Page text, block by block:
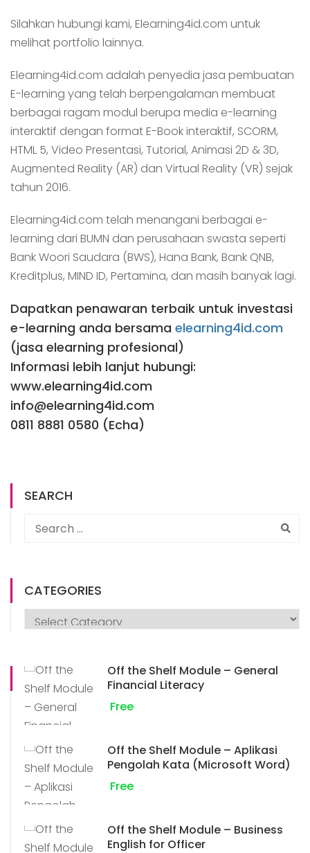
Silahkan hubungi kami, Elearning4id.com untuk
melihat portfolio lainnya.
Elearning4id.com adalah penyedia jasa pembuatan
E-learning yang telah berpengalaman membuat
berbagai ragam modul berupa media e-learning
interaktif dengan format E-Book interaktif, SCORM,
HTML 5, Video Presentasi, Tutorial, Animasi 2D & 3D,
Augmented Reality (AR) dan Virtual Reality (VR) sejak
tahun 2016.
Elearning4id.com telah menangani berbagai e-
learning dari BUMN dan perusahaan swasta seperti
Bank Woori Saudara (BWS), Hana Bank, Bank QNB,
Kreditplus, MIND ID, Pertamina, dan masih banyak lagi.
Dapatkan penawaran terbaik untuk investasi
e-learning anda bersama elearning4id.com
(jasa elearning profesional)
Informasi lebih lanjut hubungi:
www.elearning4id.com
info@elearning4id.com
0811 8881 0580 (Echa)
SEARCH
CATEGORIES
Off the Shelf Module – General
Financial Literacy
Free
Off the Shelf Module – Aplikasi
Pengolah Kata (Microsoft Word)
Free
Off the Shelf Module – Business
English for Officer